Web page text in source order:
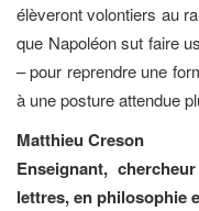
élèveront volontiers au
que Napoléon sut faire
– pour reprendre une
à une posture attendue
Matthieu Creson
Enseignant,
lettres, en philosophie